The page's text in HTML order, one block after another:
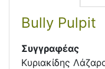
Bully Pulpit
Συγγραφέας
Κυριακίδης